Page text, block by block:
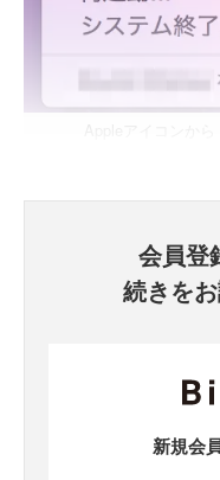
Appleアイコンか
会員登
続きを
新規会